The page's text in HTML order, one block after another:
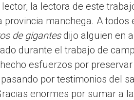
la lectora de este
manchega. A todos
de gigantesdijo alguien en
durante el trabajo de
esfuerzos por
por testimonios del
enormes por sumar a